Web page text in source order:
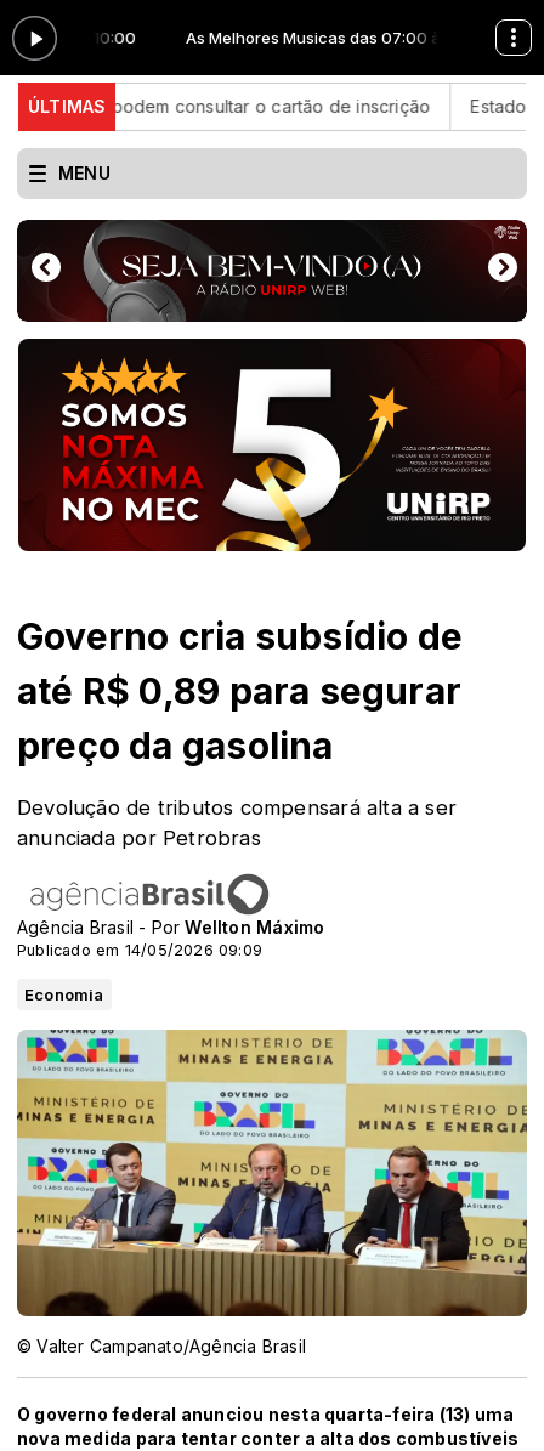
às 10:00 As Melhores Musicas das 07:00 às 10:00
ÚLTIMAS
consultar o cartão de inscrição Estado de São Paulo
MENU
Governo cria subsídio de
até R$ 0,89 para segurar
preço da gasolina
Devolução de tributos compensará alta a ser
anunciada por Petrobras
Agência Brasil - PorWellton Máximo
Publicado em 14/05/2026 09:09
Economia
© Valter Campanato/Agência Brasil
O governo federal anunciou nesta quarta-feira (13) uma
nova medida para tentar conter a alta dos combustíveis